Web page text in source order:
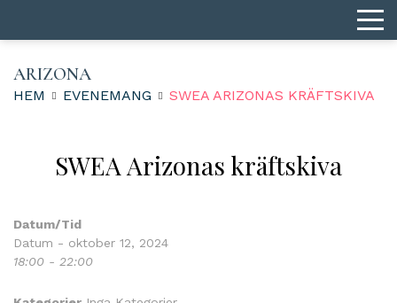
ARIZONA
HEM EVENEMANG SWEA ARIZONAS KRÄFTSKIVA
SWEA Arizonas kräftskiva
Datum/Tid
Datum - oktober 12, 2024
18:00 - 22:00